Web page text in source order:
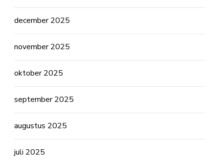
december 2025
november 2025
oktober 2025
september 2025
augustus 2025
juli 2025